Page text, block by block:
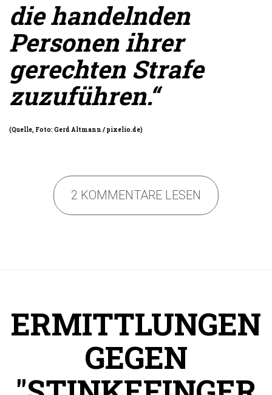
die handelnden
Personen ihrer
gerechten Strafe
zuzuführen.“
(Quelle, Foto: Gerd Altmann / pixelio.de)
2 KOMMENTARE LESEN
ERMITTLUNGEN
GEGEN